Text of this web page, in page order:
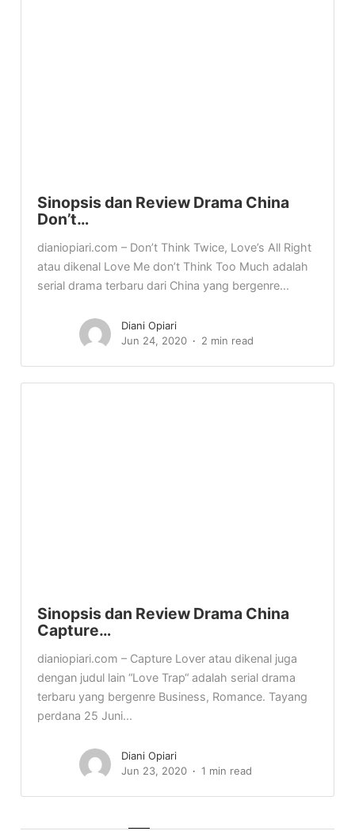
Sinopsis dan Review Drama China
Don’t…
dianiopiari.com – Don’t Think Twice, Love’s All Right
atau dikenal Love Me don’t Think Too Much adalah
serial drama terbaru dari China yang bergenre...
Diani Opiari
Jun 24, 2020
2 min read
Sinopsis dan Review Drama China
Capture…
dianiopiari.com – Capture Lover atau dikenal juga
dengan judul lain “Love Trap“ adalah serial drama
terbaru yang bergenre Business, Romance. Tayang
perdana 25 Juni...
Diani Opiari
Jun 23, 2020
1 min read